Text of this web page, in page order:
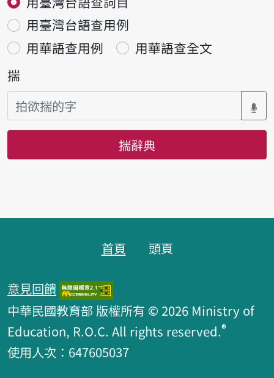
用臺灣台語查用例
用華語查用例
用華語查全文
揣
揣辭典
首頁 頭頁
意見回饋
中華民國教育部 版權所有 © 2026 Ministry of
Education, R.O.C. All rights reserved.®
使用人次：647605037